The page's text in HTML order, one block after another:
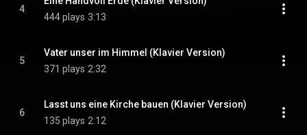
4
444 plays 3:13
5
Vater unser im Himmel (Klavier Version)
371 plays 2:32
6
Lasst uns eine Kirche bauen (Klavier Version)
135 plays 2:12